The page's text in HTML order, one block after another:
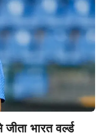
भारत वर्ल्ड